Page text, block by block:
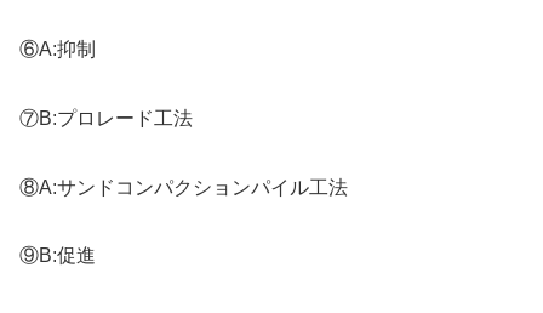
⑥A:抑制
⑦B:プロレード工法
⑧A:サンドコンパクションパイル工法
⑨B:促進